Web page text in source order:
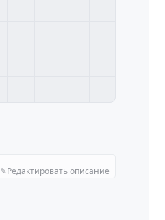
✎Редактировать описание